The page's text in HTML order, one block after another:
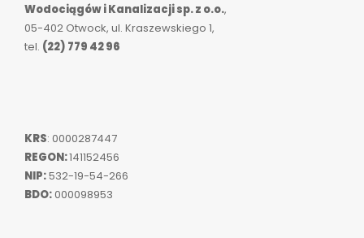
Wodociągów i Kanalizacji sp. z o.o.,
05-402 Otwock, ul. Kraszewskiego 1,
tel. (22) 779 42 96
KRS: 0000287447
REGON:141152456
NIP:532-19-54-266
BDO:000098953